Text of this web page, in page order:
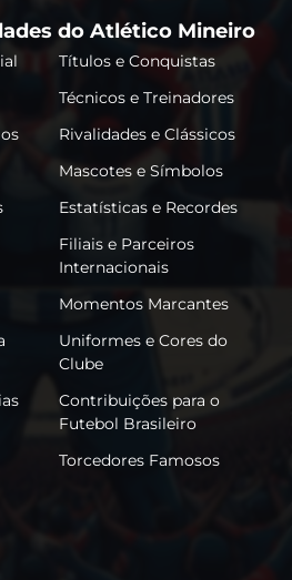
do Atlético Mineiro
Títulos e Conquistas
Técnicos e Treinadores
Rivalidades e Clássicos
Mascotes e Símbolos
Estatísticas e Recordes
Filiais e Parceiros
Internacionais
Momentos Marcantes
Uniformes e Cores do
Clube
Contribuições para o
Futebol Brasileiro
Torcedores Famosos